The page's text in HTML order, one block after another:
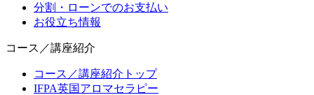
分割・ローンでのお支払い
お役立ち情報
コース／講座紹介
コース／講座紹介トップ
IFPA英国アロマセラピー